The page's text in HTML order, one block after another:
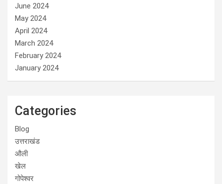
June 2024
May 2024
April 2024
March 2024
February 2024
January 2024
Categories
Blog
उत्तराखंड
औली
खेल
गोपेश्वर